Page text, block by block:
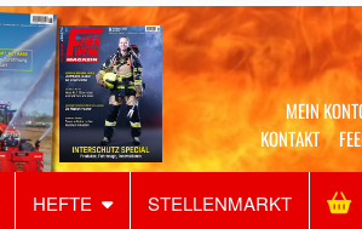
MEIN
KONTAKT
HEFTE STELLENMARKTAlles